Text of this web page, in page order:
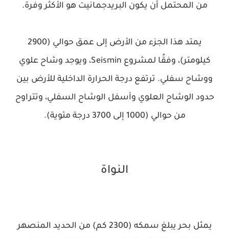
من المحتمل أن يكون البريدجمانيت هو الأكثر وفرة.
يمتد هذا الجزء من الأرض إلى عمق حوالي (2900
كيلومتر)، وفقًا لمشروع Seismin، ويوجد وشاح علوي
ووشاح سفلي. ترتفع درجة الحرارة الداخلية للأرض بين
حدود الوشاح العلوي وأسفل الوشاح السفلي، وتتراوح
من حوالي (1000 إلى 3700 درجة مئوية).
النواة
يمثل بحر يبلغ سمكه (2300 كم) من الحديد المنصهر